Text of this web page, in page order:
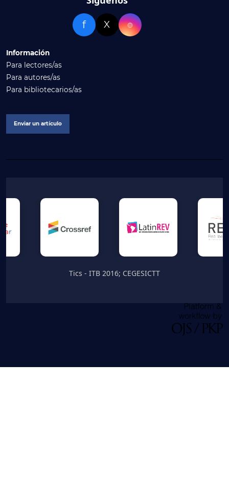
f X ⌾
Información
Para lectores/as
Para autores/as
Para bibliotecarios/as
Enviar un artículo
Tics - ITB 2016; CEGESICTT